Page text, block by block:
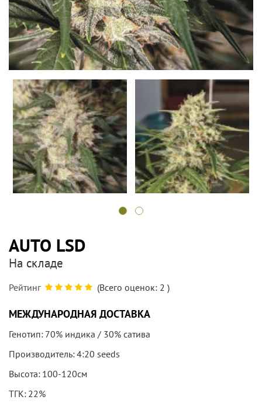
AUTO LSD
На складе
Рейтинг (Всего оценок: 2 )
МЕЖДУНАРОДНАЯ ДОСТАВКА
Генотип: 70% индика / 30% сатива
Производитель:4:20 seeds
Высота: 100-120см
ТГК: 22%